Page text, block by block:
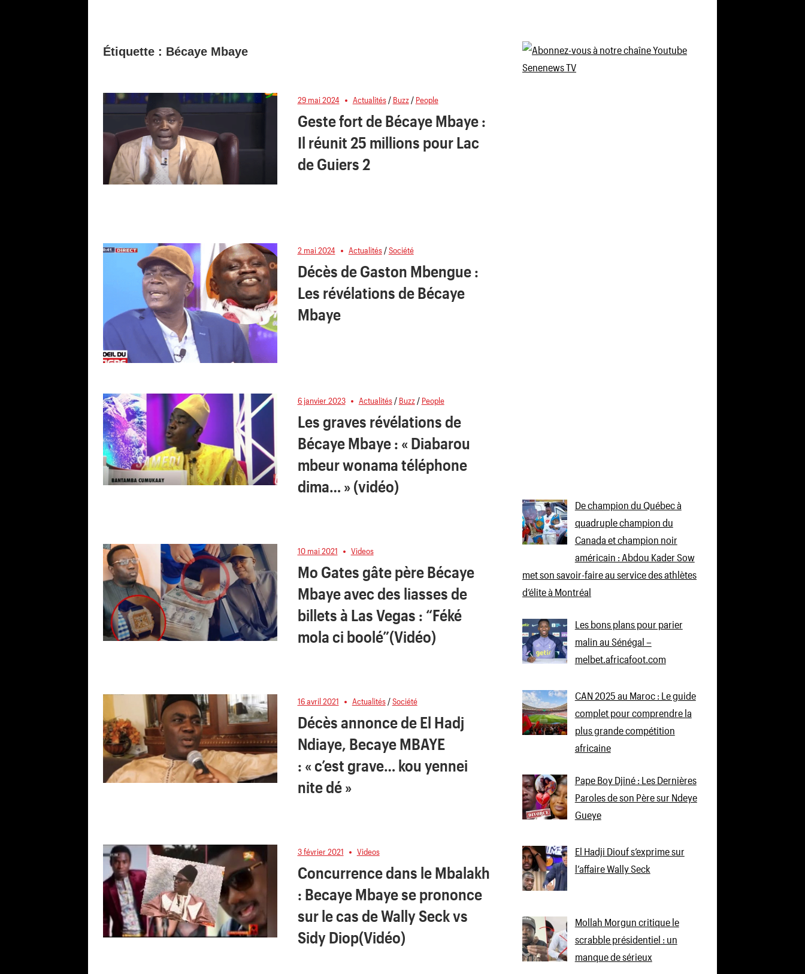
Étiquette : Bécaye Mbaye
29 mai 2024 Actualités/ Buzz/ People
Geste fort de Bécaye Mbaye :
Il réunit 25 millions pour Lac
de Guiers 2
2 mai 2024 Actualités/Société
Décès de Gaston Mbengue :
Les révélations de Bécaye
Mbaye
6 janvier 2023 Actualités/ Buzz/ People
Les graves révélations de
Bécaye Mbaye : « Diabarou
mbeur wonama téléphone
dima… » (vidéo)
10 mai 2021 Videos
Mo Gates gâte père Bécaye
Mbaye avec des liasses de
billets à Las Vegas : “Féké
mola ci boolé”(Vidéo)
16 avril 2021 Actualités/Société
Décès annonce de El Hadj
Ndiaye, Becaye MBAYE
: « c’est grave… kou yennei
nite dé »
3 février 2021 Videos
Concurrence dans le Mbalakh
: Becaye Mbaye se prononce
sur le cas de Wally Seck vs
Sidy Diop(Vidéo)
De champion du Québec à
quadruple champion du
Canada et champion noir
américain : Abdou Kader Sow
met son savoir-faire au service des athlètes
d’élite à Montréal
Les bons plans pour parier
malin au Sénégal –
melbet.africafoot.com
CAN 2025 au Maroc : Le guide
complet pour comprendre la
plus grande compétition
africaine
Pape Boy Djiné : Les Dernières
Paroles de son Père sur Ndeye
Gueye
El Hadji Diouf s’exprime sur
l’affaire Wally Seck
Mollah Morgun critique le
scrabble présidentiel : un
manque de sérieux